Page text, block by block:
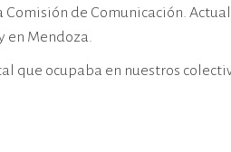
de Comunicación.
en Mendoza.
que ocupaba en nuestros